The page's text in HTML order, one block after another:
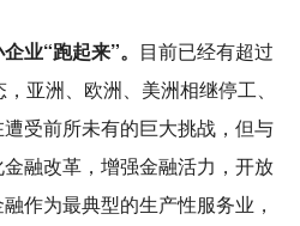
业“跑起来”。 目前已经有超过
亚洲、欧洲、美洲相继停工、
受前所未有的巨大挑战，但与
融改革，增强金融活力，开放
作为最典型的生产性服务业，